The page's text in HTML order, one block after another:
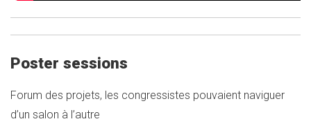
Poster sessions
Forum des projets, les congressistes pouvaient naviguer
d’un salon à l’autre